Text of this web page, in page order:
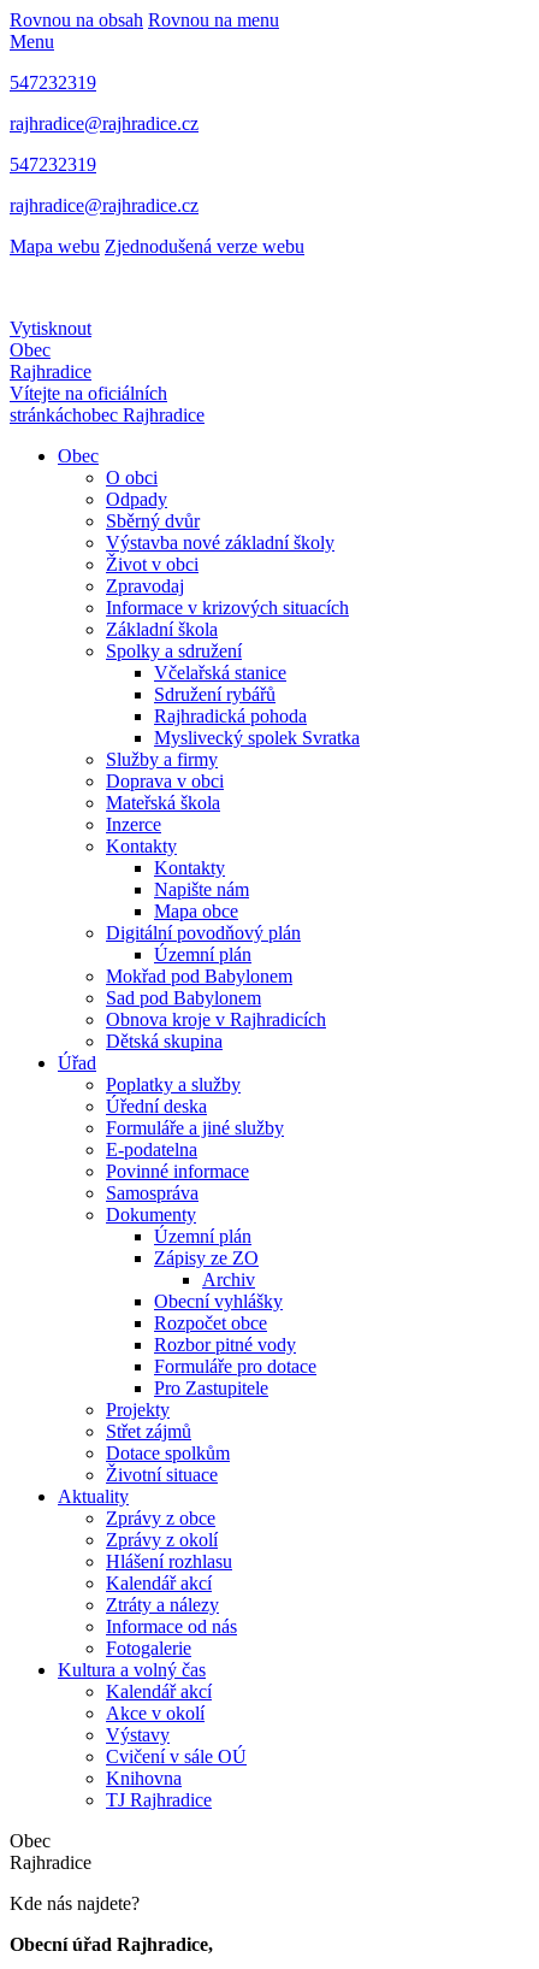
Rovnou na obsah Rovnou na menu
Menu
547232319
rajhradice@rajhradice.cz
547232319
rajhradice@rajhradice.cz
Mapa webu Zjednodušená verze webu
Vytisknout
Obec
Rajhradice
Vítejte na oficiálních
stránkáchobec Rajhradice
Obec
O obci
Odpady
Sběrný dvůr
Výstavba nové základní školy
Život v obci
Zpravodaj
Informace v krizových situacích
Základní škola
Spolky a sdružení
Včelařská stanice
Sdružení rybářů
Rajhradická pohoda
Myslivecký spolek Svratka
Služby a firmy
Doprava v obci
Mateřská škola
Inzerce
Kontakty
Kontakty
Napište nám
Mapa obce
Digitální povodňový plán
Územní plán
Mokřad pod Babylonem
Sad pod Babylonem
Obnova kroje v Rajhradicích
Dětská skupina
Úřad
Poplatky a služby
Úřední deska
Formuláře a jiné služby
E-podatelna
Povinné informace
Samospráva
Dokumenty
Územní plán
Zápisy ze ZO
Archiv
Obecní vyhlášky
Rozpočet obce
Rozbor pitné vody
Formuláře pro dotace
Pro Zastupitele
Projekty
Střet zájmů
Dotace spolkům
Životní situace
Aktuality
Zprávy z obce
Zprávy z okolí
Hlášení rozhlasu
Kalendář akcí
Ztráty a nálezy
Informace od nás
Fotogalerie
Kultura a volný čas
Kalendář akcí
Akce v okolí
Výstavy
Cvičení v sále OÚ
Knihovna
TJ Rajhradice
Obec
Rajhradice
Kde nás najdete?
Obecní úřad Rajhradice,